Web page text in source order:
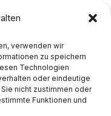
verwenden wir
zu speichern
Technologien
oder eindeutige
nicht zustimmen oder
Funktionen und